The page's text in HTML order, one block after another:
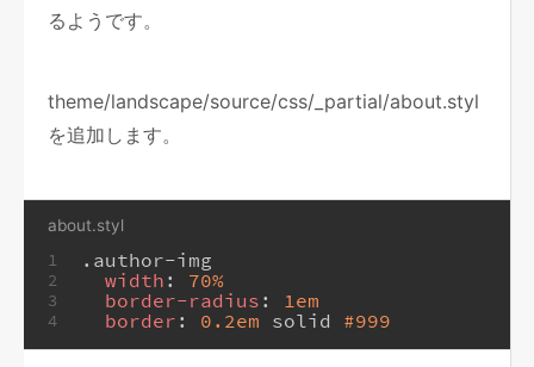
るようです。
theme/landscape/source/css/_partial/about.styl
を追加します。
about.styl
1
2
3
4
.author-img
width : 70%
border-radius : 1em
border : 0.2em solid #999